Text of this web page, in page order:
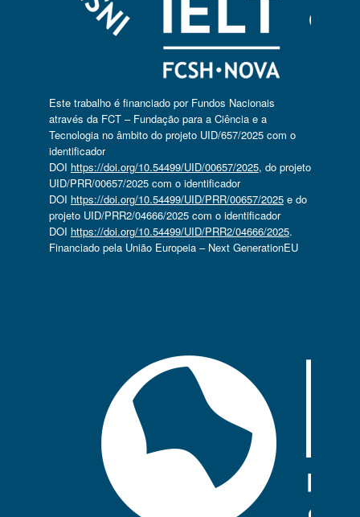
Este trabalho é financiado por Fundos Nacionais
através da FCT – Fundação para a Ciência e a
Tecnologia no âmbito do projeto UID/657/2025 com o
identificador
DOI https://doi.org/10.54499/UID/00657/2025, do projeto
UID/PRR/00657/2025 com o identificador
DOI https://doi.org/10.54499/UID/PRR/00657/2025e do
projeto UID/PRR2/04666/2025 com o identificador
DOI https://doi.org/10.54499/UID/PRR2/04666/2025.
Financiado pela União Europeia – Next GenerationEU